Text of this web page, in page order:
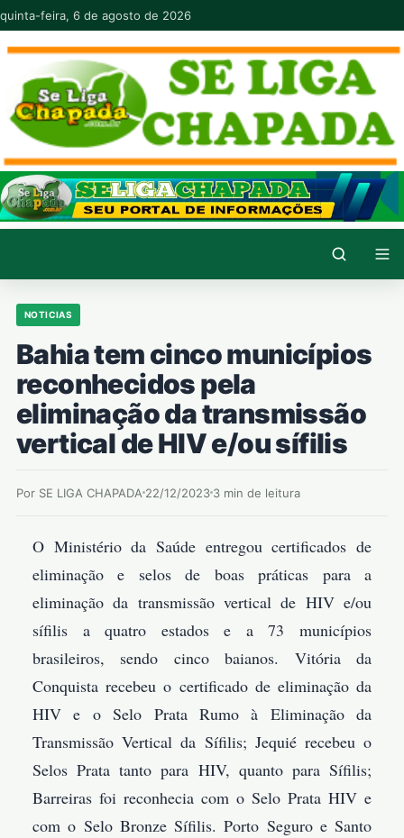
Pular para o conteúdo
quinta-feira, 6 de agosto de 2026
NOTICIAS
Bahia tem cinco municípios
reconhecidos pela
eliminação da transmissão
vertical de HIV e/ou sífilis
Por SE LIGA CHAPADA 22/12/2023 3 min de leitura
O Ministério da Saúde entregou certificados de
eliminação e selos de boas práticas para a
eliminação da transmissão vertical de HIV e/ou
sífilis a quatro estados e a 73 municípios
brasileiros, sendo cinco baianos. Vitória da
Conquista recebeu o certificado de eliminação da
HIV e o Selo Prata Rumo à Eliminação da
Transmissão Vertical da Sífilis; Jequié recebeu o
Selos Prata tanto para HIV, quanto para Sífilis;
Barreiras foi reconhecia com o Selo Prata HIV e
com o Selo Bronze Sífilis. Porto Seguro e Santo